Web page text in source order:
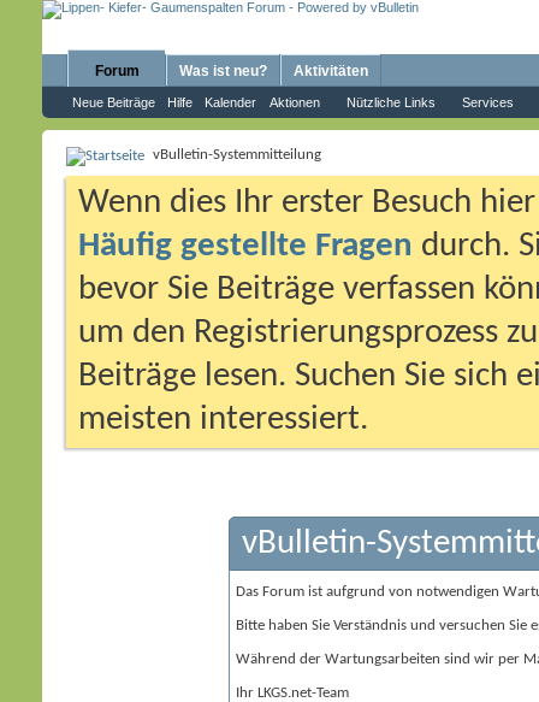
Forum
Neue Beiträge Hilfe Kalender Aktionen Nützliche Links Services
Was ist neu? Aktivitäten
vBulletin-Systemmitteilung
Wenn dies Ihr erster Besuch
Häufig gestellte Fragen durch.
bevor Sie Beiträge verfassen
um den Registrierungsprozess
Beiträge lesen. Suchen Sie sich
meisten interessiert.
vBulletin-
Das Forum ist aufgrund von notwendigen
Bitte haben Sie Verständnis und versuchen Sie
Während der Wartungsarbeiten sind wir per
Ihr LKGS.net-Team